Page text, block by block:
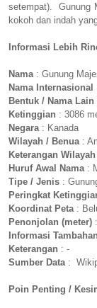
setempat). Gunung
kokoh dan indah
Informasi Lebih
Nama: Gunung
Nama Internasional
Bentuk / Nama Lain
Ketinggian : 3086
Negara: Kanada
Wilayah / Benua:
Keterangan Wilayah
Huruf Awal Nama:
Tipe / Jenis :
Peringkat
Koordinat Peta:
Penonjolan (meter)
Informasi Tambahan
Keterangan : -
Sumber Data:
Poin Penting /